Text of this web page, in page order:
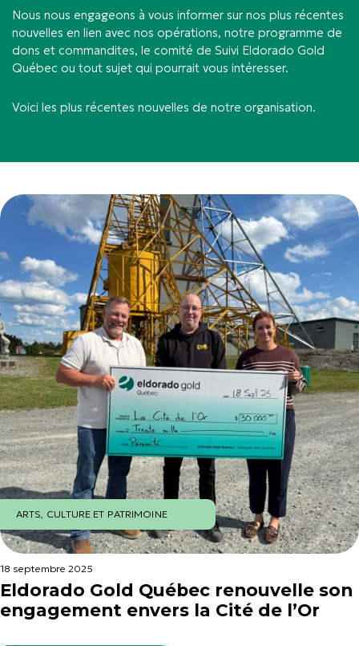
Nous nous engageons à vous informer sur nos plus récentes
nouvelles en lien avec nos opérations, notre programme de
dons et commandites, le comité de Suivi Eldorado Gold
Québec ou tout sujet qui pourrait vous intéresser.
Voici les plus récentes nouvelles de notre organisation.
ARTS, CULTURE ET PATRIMOINE
18 septembre 2025
Eldorado Gold Québec renouvelle son
engagement envers la Cité de l’Or